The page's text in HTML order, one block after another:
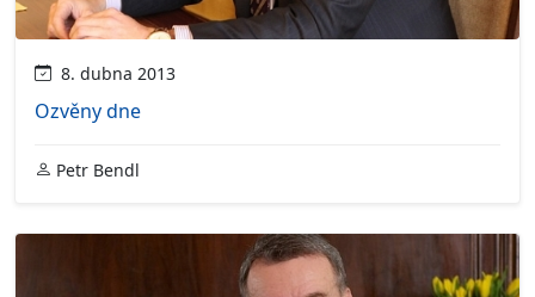
8. dubna 2013
Ozvěny dne
Petr Bendl